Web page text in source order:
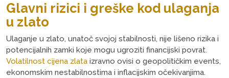
Glavni rizici i greške kod ulaganja
u zlato
Ulaganje u zlato, unatoč svojoj stabilnosti, nije lišeno rizika i
potencijalnih zamki koje mogu ugroziti financijski povrat.
Volatilnost cijena zlata izravno ovisi o geopolitičkim events,
ekonomskim nestabilnostima i inflacijskim očekivanjima.